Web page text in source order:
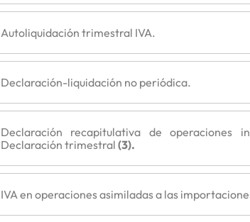
Autoliquidación trimestral IVA.
Declaración-liquidación no periódica.
Declaración recapitulativa de operaciones
Declaración trimestral (3).
IVA en operaciones asimiladas a las